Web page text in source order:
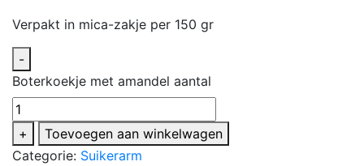
Verpakt in mica-zakje per 150 gr
-
Boterkoekje met amandel aantal
+
Toevoegen aan winkelwagen
Categorie: Suikerarm